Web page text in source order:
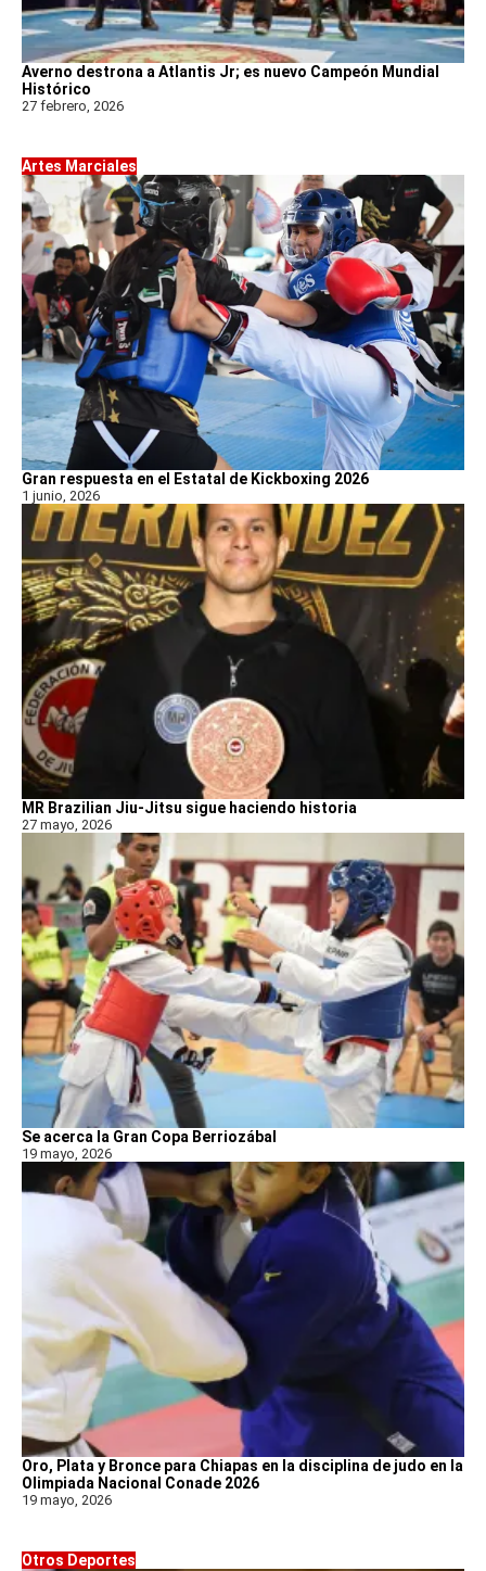
Averno destrona a Atlantis Jr; es nuevo Campeón Mundial
Histórico
27 febrero, 2026
Artes Marciales
Gran respuesta en el Estatal de Kickboxing 2026
1 junio, 2026
MR Brazilian Jiu-Jitsu sigue haciendo historia
27 mayo, 2026
Se acerca la Gran Copa Berriozábal
19 mayo, 2026
Oro, Plata y Bronce para Chiapas en la disciplina de judo en la
Olimpiada Nacional Conade 2026
19 mayo, 2026
Otros Deportes